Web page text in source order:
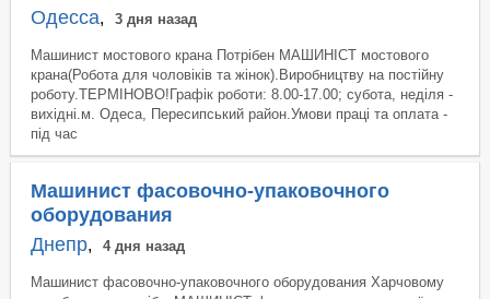
Одесса, 3 дня назад
Машинист мостового крана Потрібен МАШИНІСТ мостового
крана(Робота для чоловіків та жінок).Виробництву на постійну
роботу.ТЕРМІНОВО!Графік роботи: 8.00-17.00; субота, неділя -
вихідні.м. Одеса, Пересипський район.Умови працi та оплата -
під час
Машинист фасовочно-упаковочного
оборудования
Днепр, 4 дня назад
Машинист фасовочно-упаковочного оборудования Харчовому